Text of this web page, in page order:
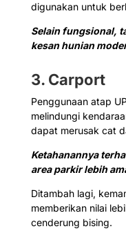
digunakan untuk
Selain fungsional,
kesan hunian
3. Carport
Penggunaan atap
melindungi
dapat merusak cat
Ketahanannya
area parkir lebih
Ditambah lagi,
memberikan nilai
cenderung bising.